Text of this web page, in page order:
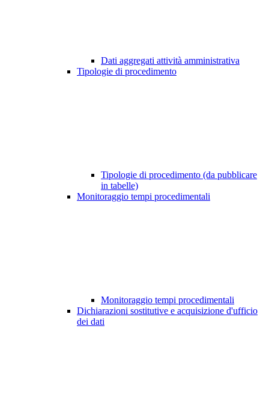
Dati aggregati attività amministrativa
Tipologie di procedimento
Tipologie di procedimento (da pubblicare
in tabelle)
Monitoraggio tempi procedimentali
Monitoraggio tempi procedimentali
Dichiarazioni sostitutive e acquisizione d'ufficio
dei dati